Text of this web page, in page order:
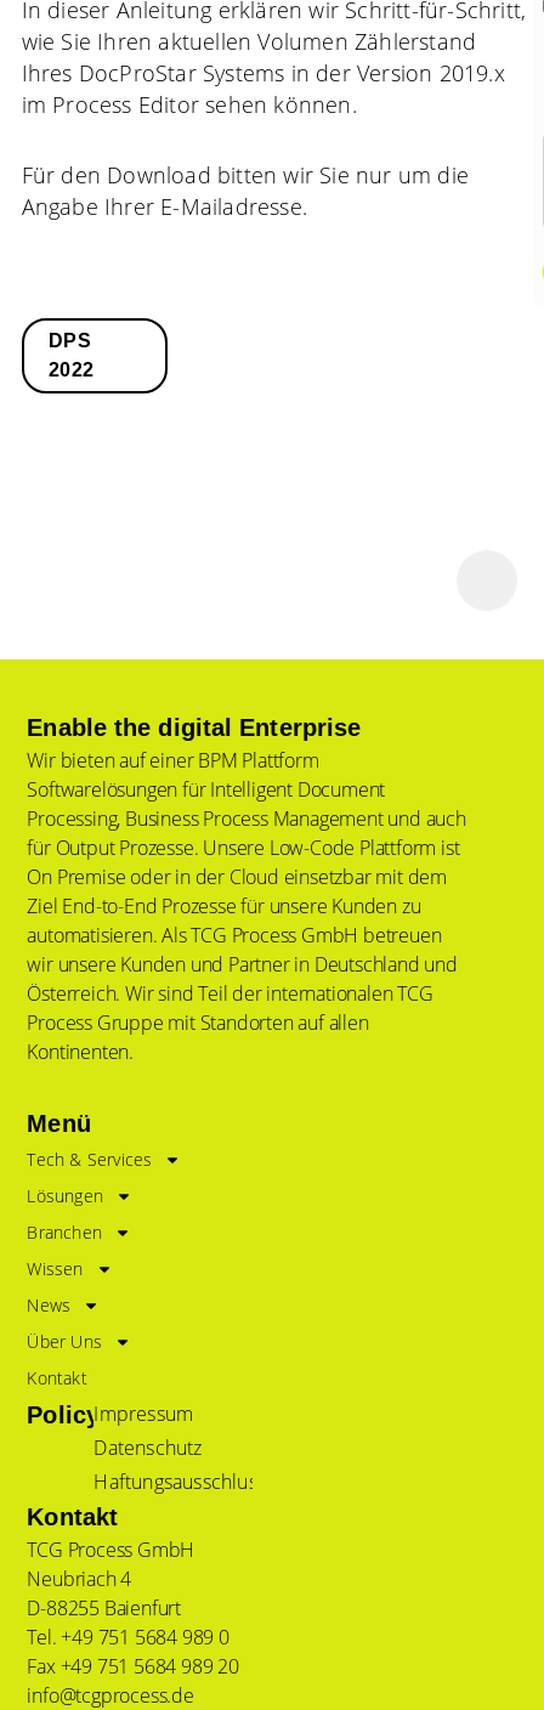
DPS
2022
In dieser Anleitung erklären wir Schritt-für-Schritt,
wie Sie Ihren aktuellen Volumen Zählerstand
Ihres DocProStar Systems in der Version 2019.x
im Process Editor sehen können.
Für den Download bitten wir Sie nur um die
Angabe Ihrer E-Mailadresse.
Enable the digital Enterprise
Wir bieten auf einer BPM Plattform
Softwarelösungen für Intelligent Document
Processing, Business Process Management und auch
für Output Prozesse. Unsere Low-Code Plattform ist
On Premise oder in der Cloud einsetzbar mit dem
Ziel End-to-End Prozesse für unsere Kunden zu
automatisieren. Als TCG Process GmbH betreuen
wir unsere Kunden und Partner in Deutschland und
Österreich. Wir sind Teil der internationalen TCG
Process Gruppe mit Standorten auf allen
Kontinenten.
Menü
Tech & Services
Lösungen
Branchen
Wissen
News
Über Uns
Kontakt
PolicyImpressum
Datenschutz
Haftungsausschluss
Kontakt
TCG Process GmbH
Neubriach 4
D-88255 Baienfurt
Tel. +49 751 5684 989 0
Fax +49 751 5684 989 20
info@tcgprocess.de